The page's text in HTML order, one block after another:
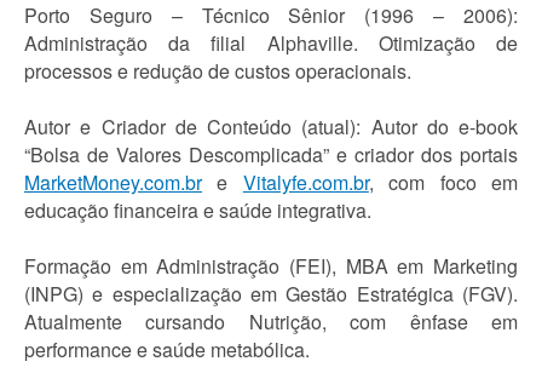
Porto Seguro – Técnico Sênior (1996 – 2006):
Administração da filial Alphaville. Otimização de
processos e redução de custos operacionais.
Autor e Criador de Conteúdo (atual): Autor do e-book
“Bolsa de Valores Descomplicada” e criador dos portais
MarketMoney.com.bre Vitalyfe.com.br, com foco em
educação financeira e saúde integrativa.
Formação em Administração (FEI), MBA em Marketing
(INPG) e especialização em Gestão Estratégica (FGV).
Atualmente cursando Nutrição, com ênfase em
performance e saúde metabólica.